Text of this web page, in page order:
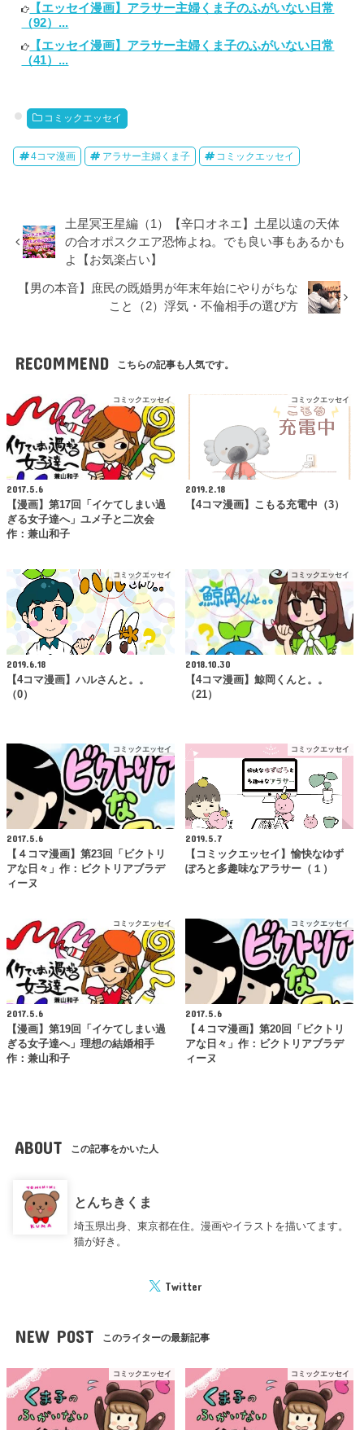
【エッセイ漫画】アラサー主婦くま子のふがいない日常
（92）...
【エッセイ漫画】アラサー主婦くま子のふがいない日常
（41）...
コミックエッセイ
4コマ漫画 アラサー主婦くま子 コミックエッセイ
土星冥王星編（1）【辛口オネエ】土星以遠の天体
の合オポスクエア恐怖よね。でも良い事もあるかも
よ【お気楽占い】
【男の本音】庶民の既婚男が年末年始にやりがちな
こと（2）浮気・不倫相手の選び方
RECOMMEND こちらの記事も人気です。
コミックエッセイ
2017.5.6
【漫画】第17回「イケてしまい過
ぎる女子達へ」ユメ子と二次会
作：兼山和子
コミックエッセイ
2019.2.18
【4コマ漫画】こもる充電中（3）
コミックエッセイ
2019.6.18
【4コマ漫画】ハルさんと。。
（0）
コミックエッセイ
2018.10.30
【4コマ漫画】鯨岡くんと。。
（21）
コミックエッセイ
2017.5.6
【４コマ漫画】第23回「ビクトリ
アな日々」作：ビクトリアブラデ
ィーヌ
コミックエッセイ
2019.5.7
【コミックエッセイ】愉快なゆず
ぽろと多趣味なアラサー（１）
コミックエッセイ
2017.5.6
【漫画】第19回「イケてしまい過
ぎる女子達へ」理想の結婚相手
作：兼山和子
コミックエッセイ
2017.5.6
【４コマ漫画】第20回「ビクトリ
アな日々」作：ビクトリアブラデ
ィーヌ
ABOUT この記事をかいた人
とんちきくま
埼玉県出身、東京都在住。漫画やイラストを描いてます。
猫が好き。
Twitter
NEW POST このライターの最新記事
コミックエッセイ コミックエッセイ